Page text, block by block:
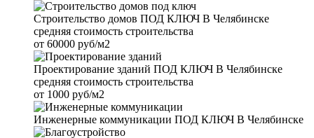
Строительство домов ПОД КЛЮЧ В Челябинске
средняя стоимость строительства
от 60000 руб/м2
Проектирование зданий ПОД КЛЮЧ В Челябинске
средняя стоимость строительства
от 1000 руб/м2
Инженерные коммуникации ПОД КЛЮЧ В Челябинске